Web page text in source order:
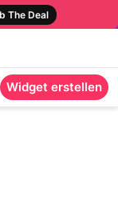
The Deal
Widget erstellen